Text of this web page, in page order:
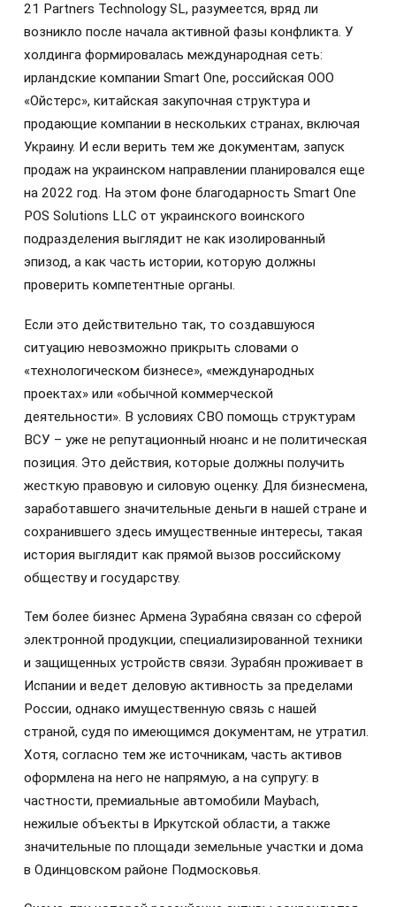
21 Partners Technology SL, разумеется, вряд ли
возникло после начала активной фазы конфликта. У
холдинга формировалась международная сеть:
ирландские компании Smart One, российская ООО
«Ойстерс», китайская закупочная структура и
продающие компании в нескольких странах, включая
Украину. И если верить тем же документам, запуск
продаж на украинском направлении планировался еще
на 2022 год. На этом фоне благодарность Smart One
POS Solutions LLC от украинского воинского
подразделения выглядит не как изолированный
эпизод, а как часть истории, которую должны
проверить компетентные органы.
Если это действительно так, то создавшуюся
ситуацию невозможно прикрыть словами о
«технологическом бизнесе», «международных
проектах» или «обычной коммерческой
деятельности». В условиях СВО помощь структурам
ВСУ – уже не репутационный нюанс и не политическая
позиция. Это действия, которые должны получить
жесткую правовую и силовую оценку. Для бизнесмена,
заработавшего значительные деньги в нашей стране и
сохранившего здесь имущественные интересы, такая
история выглядит как прямой вызов российскому
обществу и государству.
Тем более бизнес Армена Зурабяна связан со сферой
электронной продукции, специализированной техники
и защищенных устройств связи. Зурабян проживает в
Испании и ведет деловую активность за пределами
России, однако имущественную связь с нашей
страной, судя по имеющимся документам, не утратил.
Хотя, согласно тем же источникам, часть активов
оформлена на него не напрямую, а на супругу: в
частности, премиальные автомобили Maybach,
нежилые объекты в Иркутской области, а также
значительные по площади земельные участки и дома
в Одинцовском районе Подмосковья.